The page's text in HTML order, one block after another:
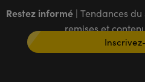
Restez informé | Tendances
remises et